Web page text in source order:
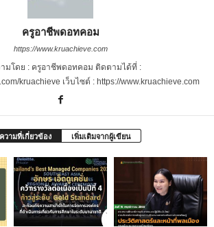
ครูอาชีพดอทคอม
https://www.kruachieve.com
มโดย : ครูอาชีพดอทคอม ติดตามได้ที่ :
kruachieve เว็บไซต์ : https://www.kruachieve.com
วามที่เกี่ยวข้อง เพิ่มเติมจากผู้เขียน